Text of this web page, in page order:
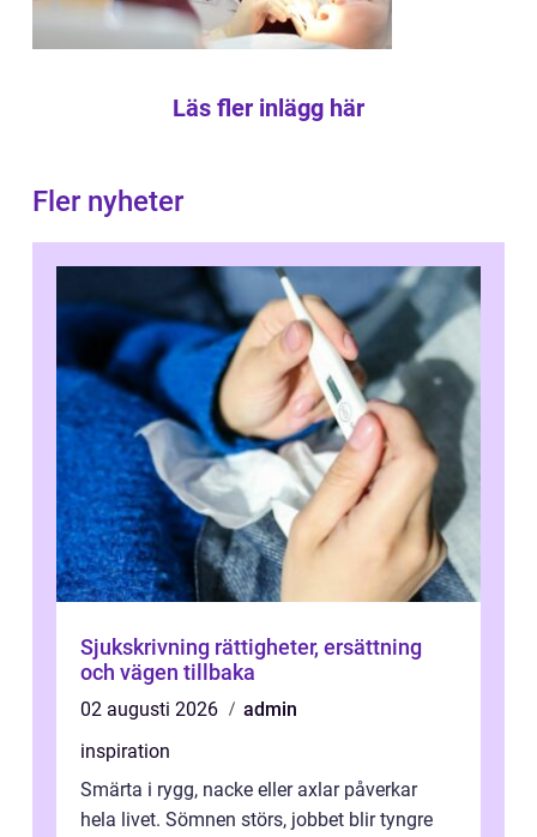
Läs fler inlägg här
Fler nyheter
Sjukskrivning rättigheter, ersättning
och vägen tillbaka
02 augusti 2026
admin
inspiration
Smärta i rygg, nacke eller axlar påverkar
hela livet. Sömnen störs, jobbet blir tyngre